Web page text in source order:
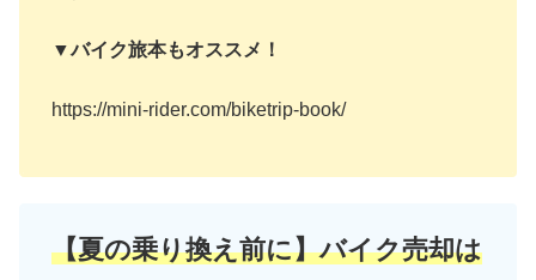
▼バイク旅本もオススメ！
https://mini-rider.com/biketrip-book/
【夏の乗り換え前に】バイク売却は